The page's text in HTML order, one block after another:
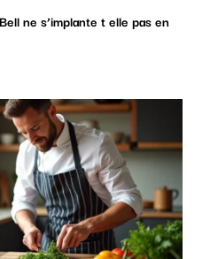
ne s’implante t elle pas en